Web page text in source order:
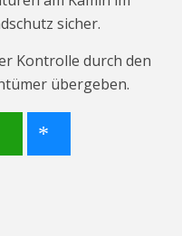
sicher.
Kontrolle durch den
übergeben.